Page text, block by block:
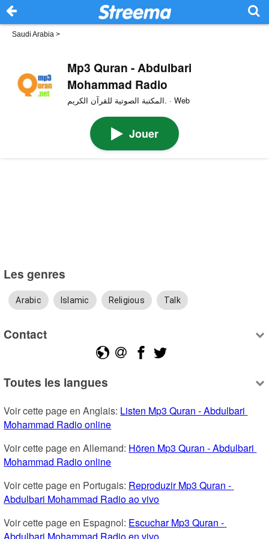
Saudi Arabia >
Mp3 Quran - Abdulbari
Mohammad Radio
المكتبة الصوتية للقرآن الكريم. · Web
Jouer
Les genres
Arabic Islamic Religious Talk
Contact
Toutes les langues
Voir cette page en Anglais: Listen Mp3 Quran - Abdulbari
Mohammad Radio online
Voir cette page en Allemand: Hören Mp3 Quran - Abdulbari
Mohammad Radio online
Voir cette page en Portugais: Reproduzir Mp3 Quran -
Abdulbari Mohammad Radio ao vivo
Voir cette page en Espagnol: Escuchar Mp3 Quran -
Abdulbari Mohammad Radio en vivo